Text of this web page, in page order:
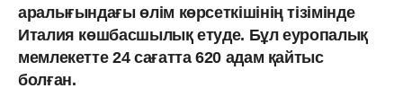
аралығындағы өлім көрсеткішінің тізімінде
Италия көшбасшылық етуде. Бұл еуропалық
мемлекетте 24 сағатта 620 адам қайтыс
болған.